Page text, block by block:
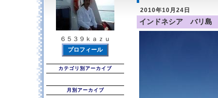
2010年10月24日
インドネシア バリ島
６５３９ｋａｚｕ
プロフィール
カテゴリ別アーカイブ
月別アーカイブ